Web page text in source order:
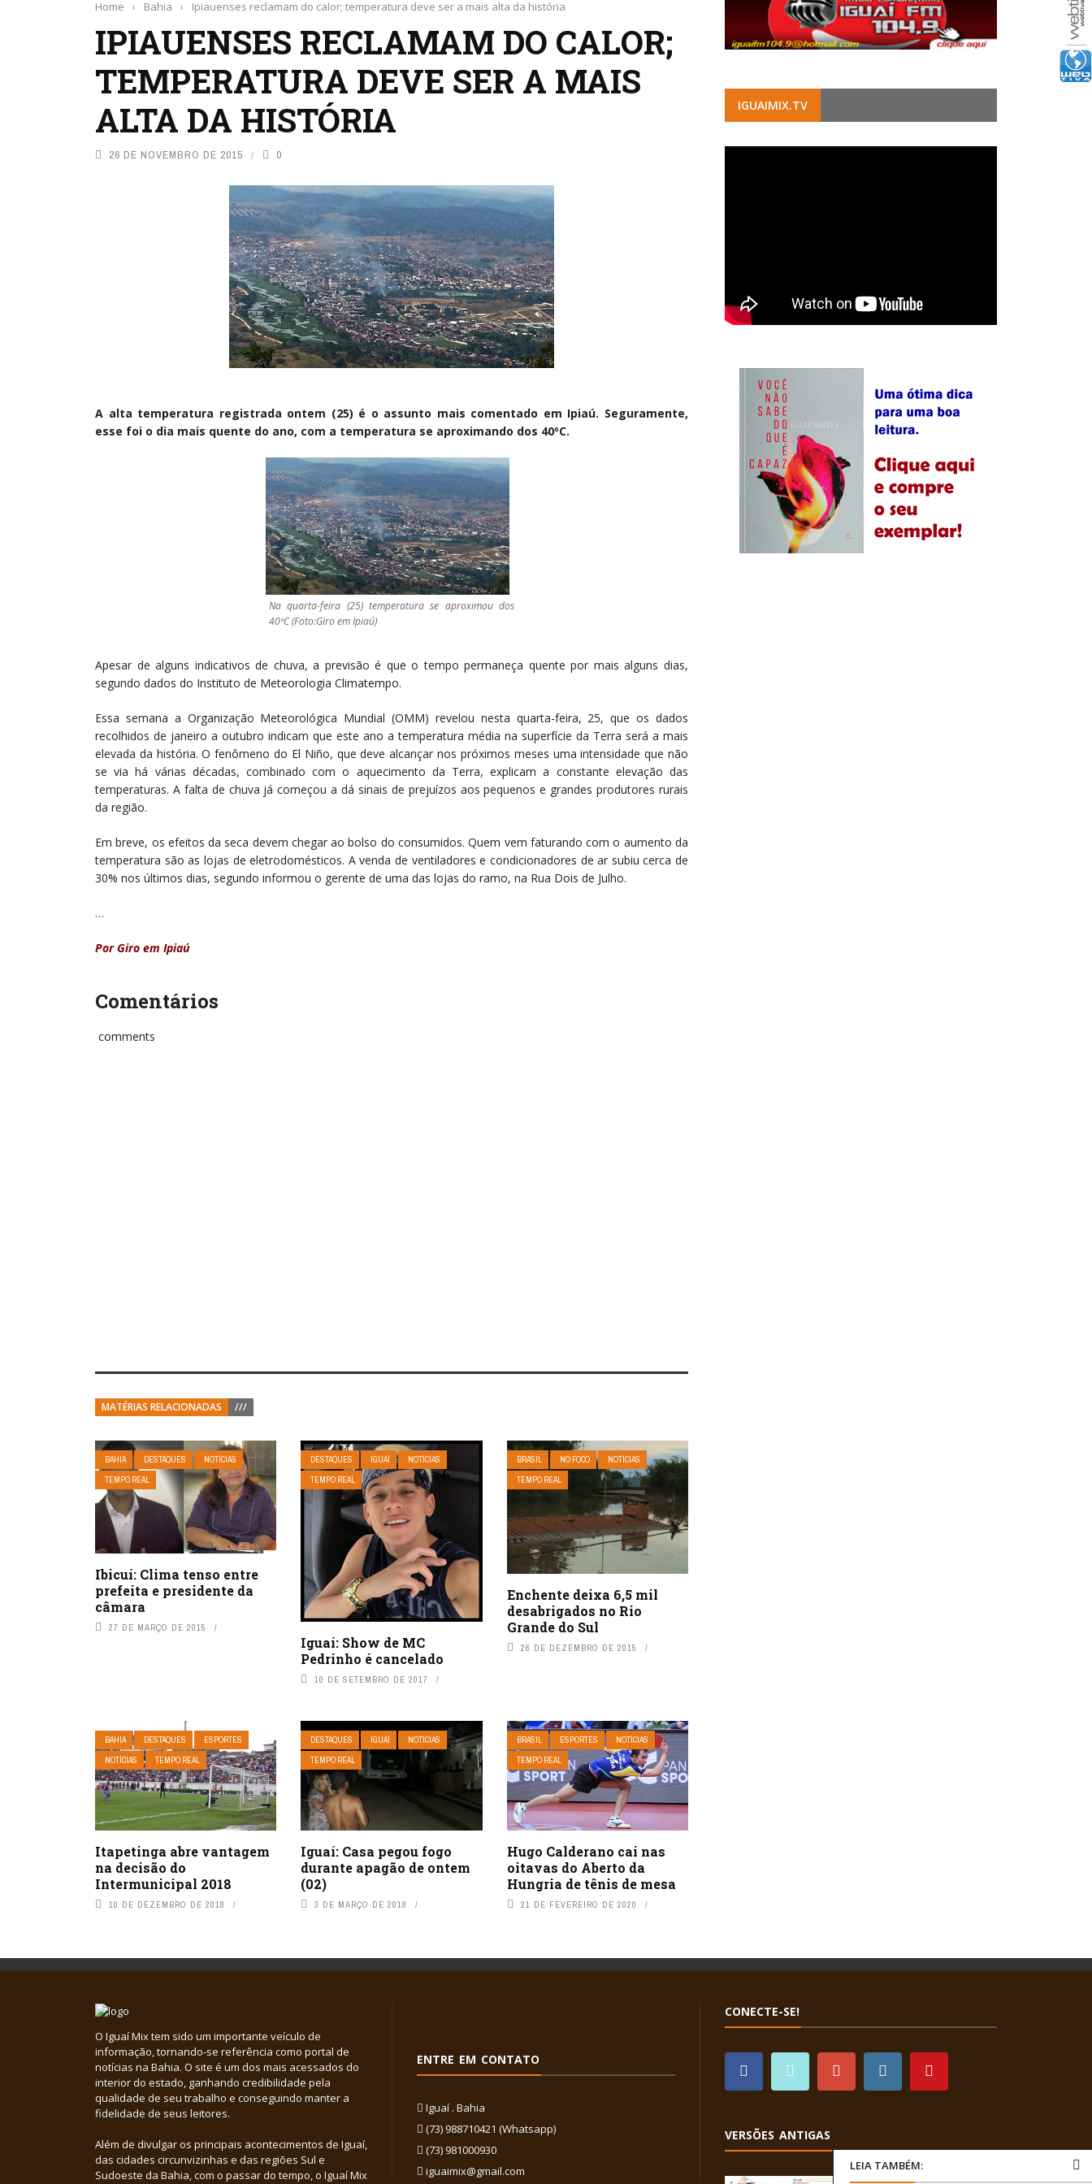
Home › Bahia › Ipiauenses reclamam do calor; temperatura deve ser a mais alta da história
IPIAUENSES RECLAMAM DO CALOR;
TEMPERATURA DEVE SER A MAIS
ALTA DA HISTÓRIA
26 DE NOVEMBRO DE 2015 0
A alta temperatura registrada ontem (25) é o assunto mais comentado em Ipiaú. Seguramente,
esse foi o dia mais quente do ano, com a temperatura se aproximando dos 40ºC.
Na quarta-feira (25) temperatura se aproximou dos
40ºC (Foto:Giro em Ipiaú)
Apesar de alguns indicativos de chuva, a previsão é que o tempo permaneça quente por mais alguns dias,
segundo dados do Instituto de Meteorologia Climatempo.
Essa semana a Organização Meteorológica Mundial (OMM) revelou nesta quarta-feira, 25, que os dados
recolhidos de janeiro a outubro indicam que este ano a temperatura média na superfície da Terra será a mais
elevada da história. O fenômeno do El Niño, que deve alcançar nos próximos meses uma intensidade que não
se via há várias décadas, combinado com o aquecimento da Terra, explicam a constante elevação das
temperaturas. A falta de chuva já começou a dá sinais de prejuízos aos pequenos e grandes produtores rurais
da região.
Em breve, os efeitos da seca devem chegar ao bolso do consumidos. Quem vem faturando com o aumento da
temperatura são as lojas de eletrodomésticos. A venda de ventiladores e condicionadores de ar subiu cerca de
30% nos últimos dias, segundo informou o gerente de uma das lojas do ramo, na Rua Dois de Julho.
…
Por Giro em Ipiaú
Comentários
comments
MATÉRIAS RELACIONADAS ///
BAHIA DESTAQUES
NOTÍCIAS
TEMPO REAL
Ibicuí: Clima tenso entre
prefeita e presidente da
câmara
27 DE MARÇO DE 2015
DESTAQUES IGUAÍ
NOTÍCIAS
TEMPO REAL
Iguaí: Show de MC
Pedrinho é cancelado
10 DE SETEMBRO DE 2017
BRASIL NO FOCO
NOTÍCIAS
TEMPO REAL
Enchente deixa 6,5 mil
desabrigados no Rio
Grande do Sul
26 DE DEZEMBRO DE 2015
BAHIA DESTAQUES
ESPORTES
NOTÍCIAS
TEMPO REAL
Itapetinga abre vantagem
na decisão do
Intermunicipal 2018
10 DE DEZEMBRO DE 2018
DESTAQUES IGUAÍ
NOTÍCIAS
TEMPO REAL
Iguaí: Casa pegou fogo
durante apagão de ontem
(02)
3 DE MARÇO DE 2018
BRASIL ESPORTES
NOTÍCIAS
TEMPO REAL
Hugo Calderano cai nas
oitavas do Aberto da
Hungria de tênis de mesa
21 DE FEVEREIRO DE 2020
LEIA TAMBÉM:
IGUAIMIX.TV
O Iguaí Mix tem sido um importante veículo de
informação, tornando-se referência como portal de
notícias na Bahia. O site é um dos mais acessados do
interior do estado, ganhando credibilidade pela
qualidade de seu trabalho e conseguindo manter a
fidelidade de seus leitores.
Além de divulgar os principais acontecimentos de Iguaí,
das cidades circunvizinhas e das regiões Sul e
Sudoeste da Bahia, com o passar do tempo, o Iguaí Mix
ENTRE EM CONTATO
Iguaí . Bahia
(73) 988710421 (Whatsapp)
(73) 981000930
iguaimix@gmail.com
CONECTE-SE!
VERSÕES ANTIGAS